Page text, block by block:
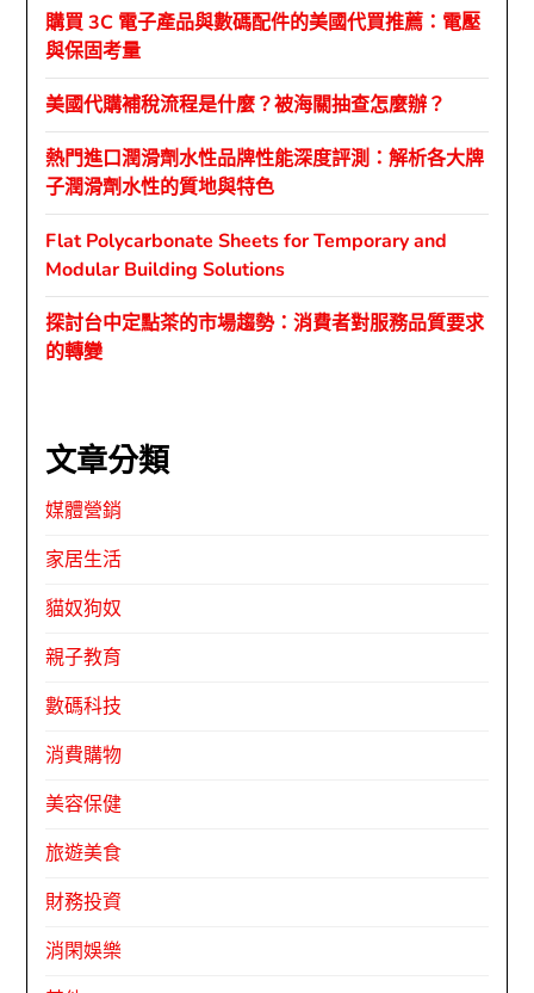
購買 3C 電子產品與數碼配件的美國代買推薦：電壓
與保固考量
美國代購補稅流程是什麼？被海關抽查怎麼辦？
熱門進口潤滑劑水性品牌性能深度評測：解析各大牌
子潤滑劑水性的質地與特色
Flat Polycarbonate Sheets for Temporary and
Modular Building Solutions
探討台中定點茶的市場趨勢：消費者對服務品質要求
的轉變
文章分類
媒體營銷
家居生活
貓奴狗奴
親子教育
數碼科技
消費購物
美容保健
旅遊美食
財務投資
消閑娛樂